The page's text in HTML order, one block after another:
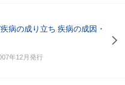
病の成り立ち 疾病の成因・
年12月発行